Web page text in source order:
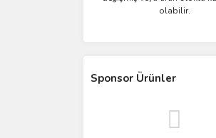
olabilir.
Sponsor Ürünler